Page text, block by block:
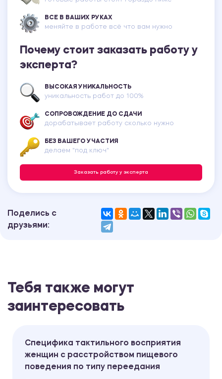
ВСЕ В ВАШИХ РУКАХ
меняйте в работе всё что вам нужно
Почему стоит заказать работу у
эксперта?
ВЫСОКАЯ УНИКАЛЬНОСТЬ
уникальность работ до 100%
СОПРОВОЖДЕНИЕ ДО СДАЧИ
дорабатывает работу сколько нужно
БЕЗ ВАШЕГО УЧАСТИЯ
делаем "под ключ"
Заказать работу у эксперта
Поделись с
друзьями:
Тебя также могут
заинтересовать
Специфика тактильного восприятия
женщин с расстройством пищевого
поведения по типу переедания